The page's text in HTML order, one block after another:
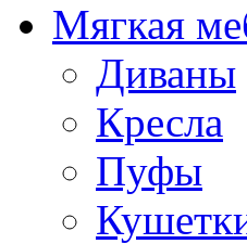
Мягкая
Диваны
Кресла
Пуфы